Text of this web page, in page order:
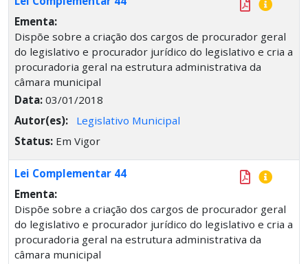
Ementa:
Dispõe sobre a criação dos cargos de procurador geral
do legislativo e procurador jurídico do legislativo e cria a
procuradoria geral na estrutura administrativa da
câmara municipal
Data: 03/01/2018
Autor(es):
Legislativo Municipal
Status: Em Vigor
Lei Complementar 44
Ementa:
Dispõe sobre a criação dos cargos de procurador geral
do legislativo e procurador jurídico do legislativo e cria a
procuradoria geral na estrutura administrativa da
câmara municipal